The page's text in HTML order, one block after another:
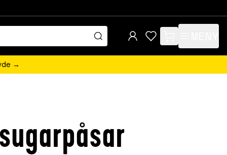
items in cart, view
→